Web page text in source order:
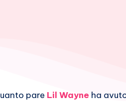
pare Lil Wayne ha